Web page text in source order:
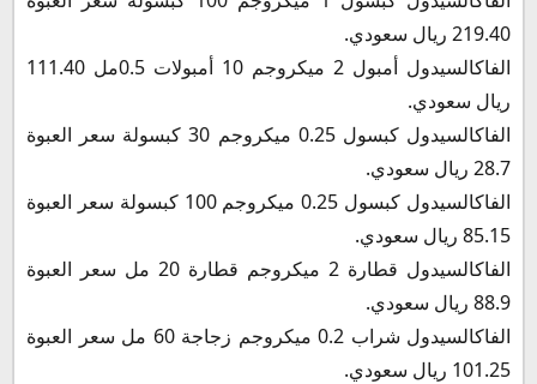
219.40 ريال سعودي.
الفاكالسيدول أمبول 2 ميكروجم 10 أمبولات 0.5مل 111.40
ريال سعودي.
الفاكالسيدول كبسول 0.25 ميكروجم 30 كبسولة سعر العبوة
28.7 ريال سعودي.
الفاكالسيدول كبسول 0.25 ميكروجم 100 كبسولة سعر العبوة
85.15 ريال سعودي.
الفاكالسيدول قطارة 2 ميكروجم قطارة 20 مل سعر العبوة
88.9 ريال سعودي.
الفاكالسيدول شراب 0.2 ميكروجم زجاجة 60 مل سعر العبوة
101.25 ريال سعودي.